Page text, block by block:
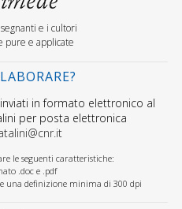
e i cultori
pure e applicate
in formato elettronico al
per posta elettronica
le seguenti caratteristiche:
.doc e .pdf
una definizione minima di 300 dpi